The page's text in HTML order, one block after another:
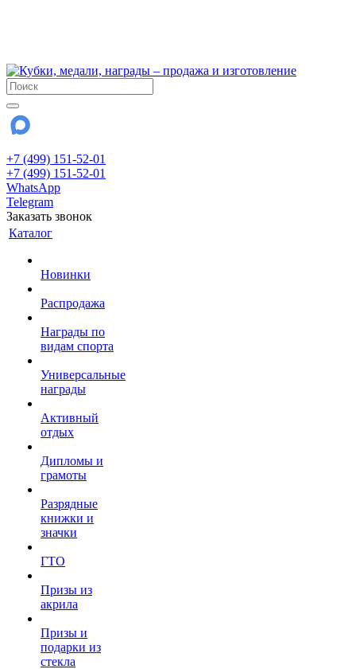
+7 (499) 151-52-01
+7 (499) 151-52-01
WhatsApp
Telegram
Заказать звонок
Каталог
Новинки
Распродажа
Награды по
видам спорта
Универсальные
награды
Активный
отдых
Дипломы и
грамоты
Разрядные
книжки и
значки
ГТО
Призы из
акрила
Призы и
подарки из
стекла